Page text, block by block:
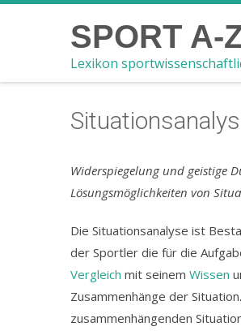
SPORT A-
Lexikon
Widerspiegelung und geistige
Lösungsmöglichkeiten von
Die Situationsanalyse ist
der Sportler die für die
Vergleich mit seinem Wissen
Zusammenhänge der
zusammenhängenden